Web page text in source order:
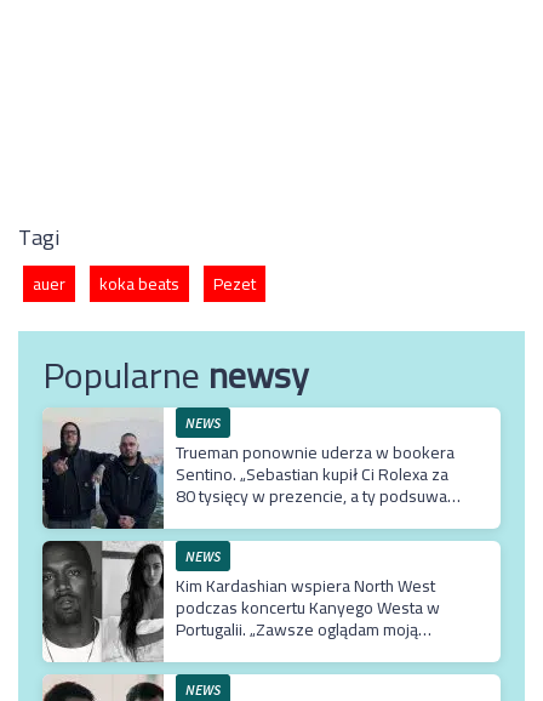
Tagi
auer koka beats Pezet
Popularnenewsy
NEWS
Trueman ponownie uderza w bookera
Sentino. „Sebastian kupił Ci Rolexa za
80 tysięcy w prezencie, a ty podsuwasz
NEWS
Kim Kardashian wspiera North West
podczas koncertu Kanyego Westa w
Portugalii. „Zawsze oglądam moją
NEWS